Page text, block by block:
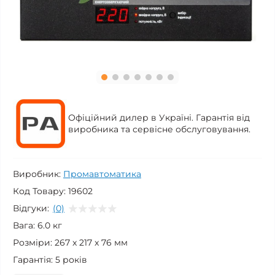
Офіційний дилер в Україні. Гарантія від
виробника та сервісне обслуговування.
Виробник: Промавтоматика
Код Товару: 19602
Відгуки: (0)
Вага: 6.0 кг
Розміри: 267 x 217 x 76 мм
Гарантія: 5 років